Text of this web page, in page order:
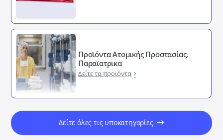
Προϊόντα Ατομικής Προστασίας,
Παραϊατρικα
Δείτε τα προιόντα
Δείτε όλες τις υποκατηγορίες